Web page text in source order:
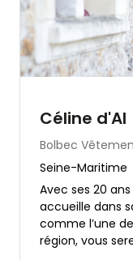
Céline d'Al
Bolbec
Seine-Maritime
Avec ses 20 ans
accueille dans
comme l’une
région, vous